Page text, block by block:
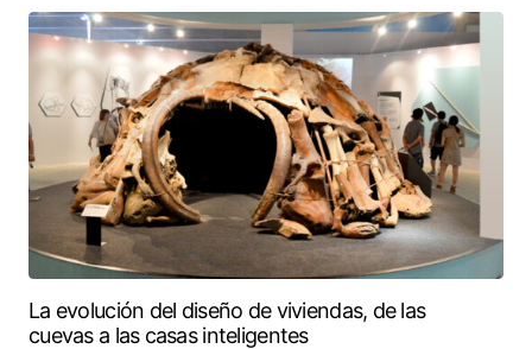
La evolución del diseño de viviendas, de las
cuevas a las casas inteligentes